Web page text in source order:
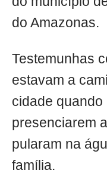
do Amazonas.
Testemunhas
estavam a
cidade quando
presenciarem
pularam na
família.